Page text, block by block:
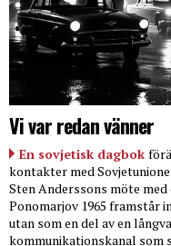
Vi var redan vänner
En sovjetisk dagbok
kontakter med
Sten Anderssons möte
Ponomarjov 1965 framstår
utan som en del av en
kommunikationskanal som